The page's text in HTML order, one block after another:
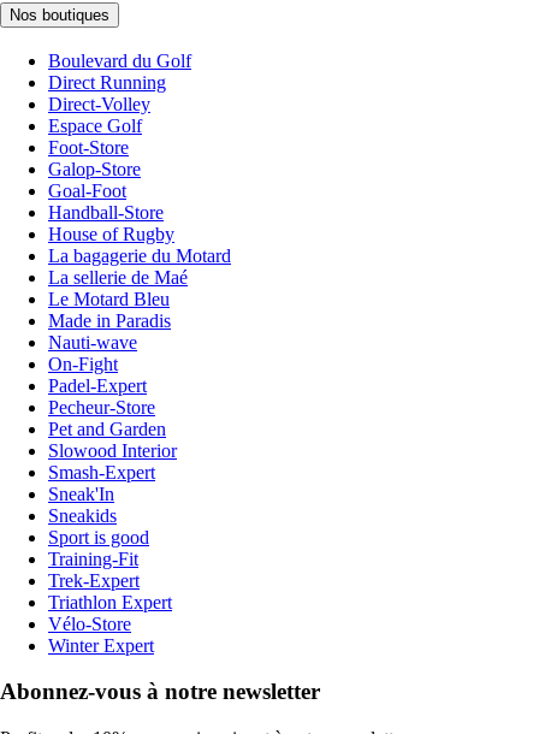
Nos boutiques
Boulevard du Golf
Direct Running
Direct-Volley
Espace Golf
Foot-Store
Galop-Store
Goal-Foot
Handball-Store
House of Rugby
La bagagerie du Motard
La sellerie de Maé
Le Motard Bleu
Made in Paradis
Nauti-wave
On-Fight
Padel-Expert
Pecheur-Store
Pet and Garden
Slowood Interior
Smash-Expert
Sneak'In
Sneakids
Sport is good
Training-Fit
Trek-Expert
Triathlon Expert
Vélo-Store
Winter Expert
Abonnez-vous à notre newsletter